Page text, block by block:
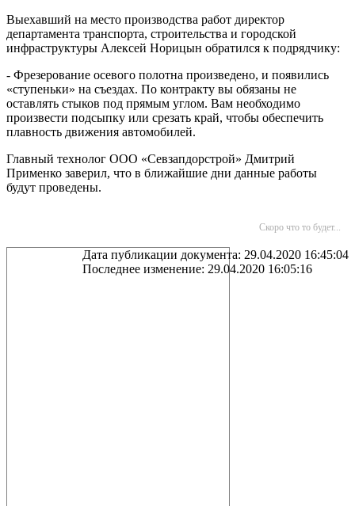
Выехавший на место производства работ директор
департамента транспорта, строительства и городской
инфраструктуры Алексей Норицын обратился к подрядчику:
- Фрезерование осевого полотна произведено, и появились
«ступеньки» на съездах. По контракту вы обязаны не
оставлять стыков под прямым углом. Вам необходимо
произвести подсыпку или срезать край, чтобы обеспечить
плавность движения автомобилей.
Главный технолог ООО «Севзапдорстрой» Дмитрий
Применко заверил, что в ближайшие дни данные работы
будут проведены.
Скоро что то будет...
Дата публикации документа: 29.04.2020 16:45:04
Последнее изменение: 29.04.2020 16:05:16